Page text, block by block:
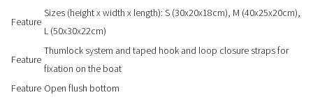
Feature
Sizes (height x width x length): S (30x20x18cm), M (40x25x20cm),
L (50x30x22cm)
Feature
Thumlock system and taped hook and loop closure straps for
fixation on the boat
Feature Open flush bottom